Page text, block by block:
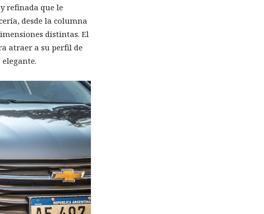
refinada que le
desde la columna
distintas. El
atraer a su perfil de